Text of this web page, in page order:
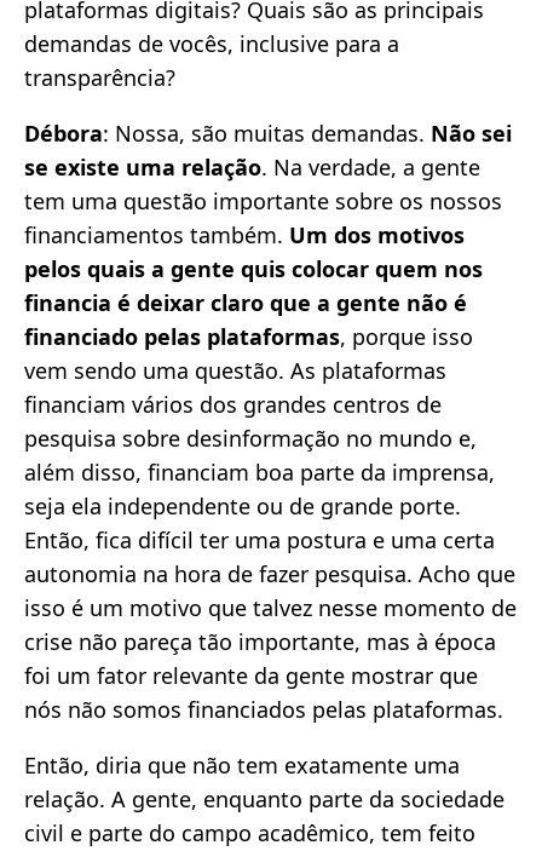
plataformas digitais? Quais são as principais
demandas de vocês, inclusive para a
transparência?
Débora: Nossa, são muitas demandas. Não sei
se existe uma relação. Na verdade, a gente
tem uma questão importante sobre os nossos
financiamentos também. Um dos motivos
pelos quais a gente quis colocar quem nos
financia é deixar claro que a gente não é
financiado pelas plataformas, porque isso
vem sendo uma questão. As plataformas
financiam vários dos grandes centros de
pesquisa sobre desinformação no mundo e,
além disso, financiam boa parte da imprensa,
seja ela independente ou de grande porte.
Então, fica difícil ter uma postura e uma certa
autonomia na hora de fazer pesquisa. Acho que
isso é um motivo que talvez nesse momento de
crise não pareça tão importante, mas à época
foi um fator relevante da gente mostrar que
nós não somos financiados pelas plataformas.
Então, diria que não tem exatamente uma
relação. A gente, enquanto parte da sociedade
civil e parte do campo acadêmico, tem feito